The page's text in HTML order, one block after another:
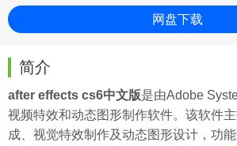
网盘下载
简介
after effects cs6中文版是由Adobe
视频特效和动态图形制作软件。该软件
成、视觉特效制作及动态图形设计，功